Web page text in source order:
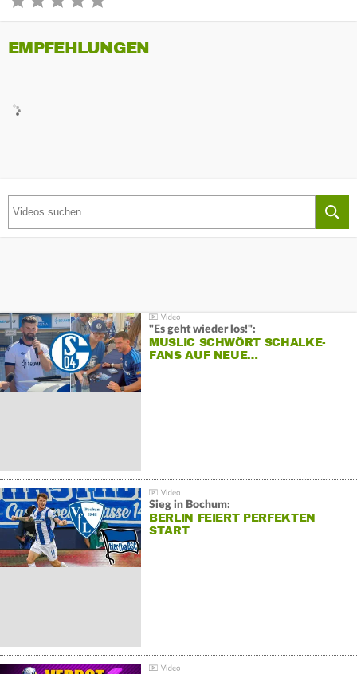
EMPFEHLUNGEN
"Es geht wieder los!":
MUSLIC SCHWÖRT SCHALKE-
FANS AUF NEUE…
Sieg in Bochum:
BERLIN FEIERT PERFEKTEN
START